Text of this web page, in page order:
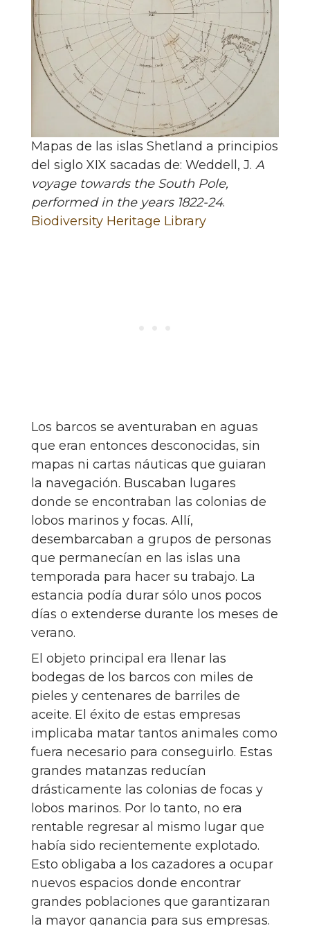
Mapas de las islas Shetland a principios
del siglo XIX sacadas de: Weddell, J. A
voyage towards the South Pole,
performed in the years 1822-24.
Biodiversity Heritage Library
Los barcos se aventuraban en aguas
que eran entonces desconocidas, sin
mapas ni cartas náuticas que guiaran
la navegación. Buscaban lugares
donde se encontraban las colonias de
lobos marinos y focas. Allí,
desembarcaban a grupos de personas
que permanecían en las islas una
temporada para hacer su trabajo. La
estancia podía durar sólo unos pocos
días o extenderse durante los meses de
verano.
El objeto principal era llenar las
bodegas de los barcos con miles de
pieles y centenares de barriles de
aceite. El éxito de estas empresas
implicaba matar tantos animales como
fuera necesario para conseguirlo. Estas
grandes matanzas reducían
drásticamente las colonias de focas y
lobos marinos. Por lo tanto, no era
rentable regresar al mismo lugar que
había sido recientemente explotado.
Esto obligaba a los cazadores a ocupar
nuevos espacios donde encontrar
grandes poblaciones que garantizaran
la mayor ganancia para sus empresas.